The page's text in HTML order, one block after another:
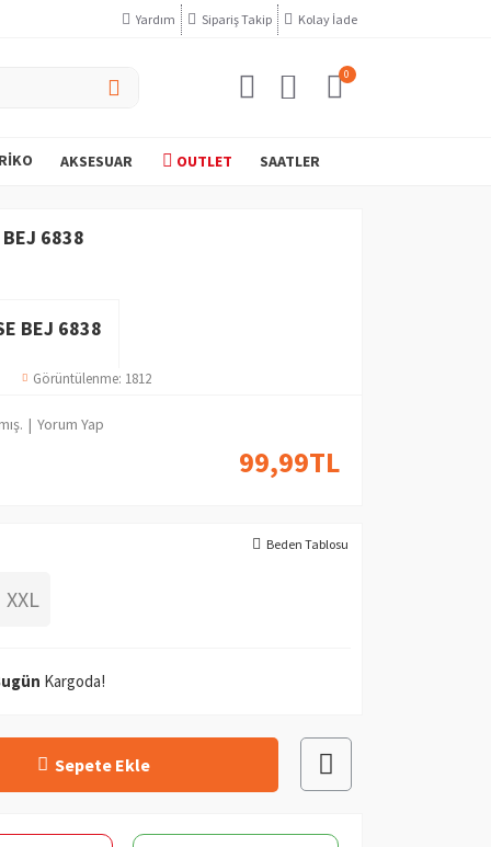
Yardım Sipariş Takip Kolay İade
0
AKSESUAR OUTLET SAATLER
BEJ 6838
BEJ 6838
Görüntülenme: 1812
| Yorum Yap
99,99TL
XXL
Sepete Ekle
Beden Tablosu
Kargoda!